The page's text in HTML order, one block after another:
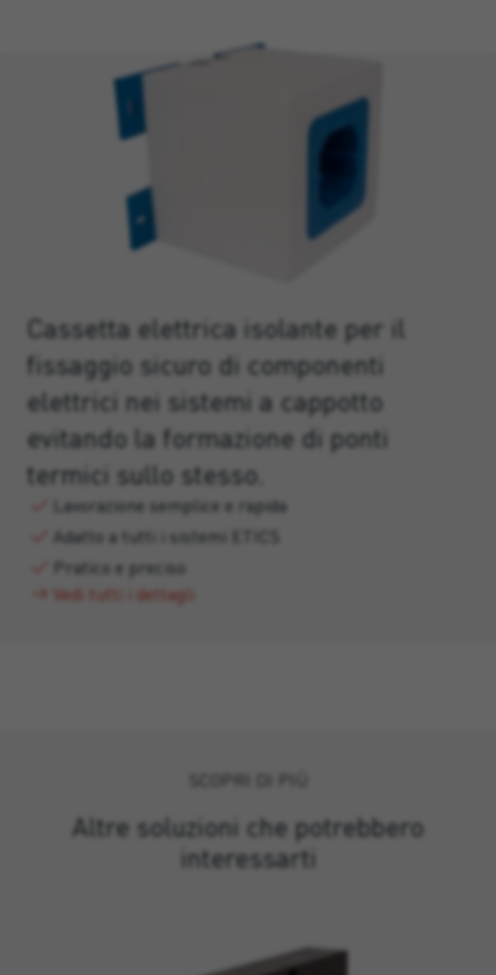
Cassetta elettrica isolante per il
fissaggio sicuro di componenti
elettrici nei sistemi a cappotto
evitando la formazione di ponti
termici sullo stesso.
Lavorazione semplice e rapida
Adatto a tutti i sistemi ETICS
Pratico e preciso
Vedi tutti i dettagli
Altre soluzioni che potrebbero
interessarti